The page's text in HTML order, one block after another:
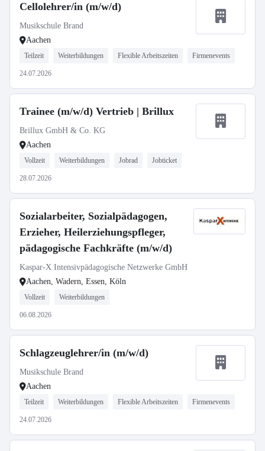
Cellolehrer/in (m/w/d)
Musikschule Brand
Aachen
Teilzeit Weiterbildungen Flexible Arbeitszeiten Firmenevents
24.07.2026
Trainee (m/w/d) Vertrieb | Brillux
Brillux GmbH & Co. KG
Aachen
Vollzeit Weiterbildungen Jobrad Jobticket
28.07.2026
Sozialarbeiter, Sozialpädagogen,
Erzieher, Heilerziehungspfleger,
pädagogische Fachkräfte (m/w/d)
Kaspar-X Intensivpädagogische Netzwerke GmbH
Aachen, Wadern, Essen, Köln
Vollzeit Weiterbildungen
06.08.2026
Schlagzeuglehrer/in (m/w/d)
Musikschule Brand
Aachen
Teilzeit Weiterbildungen Flexible Arbeitszeiten Firmenevents
24.07.2026